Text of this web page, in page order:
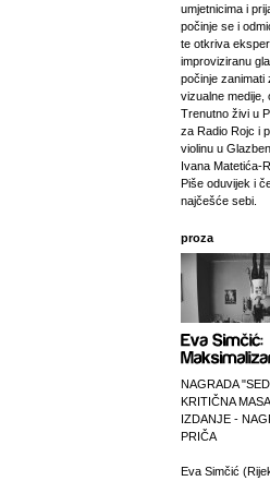
umjetnicima i
počinje se i
te otkriva
improviziranu
počinje zanimati
vizualne medije,
Trenutno živi u
za Radio Rojc i
violinu u
Ivana Matetića-
Piše oduvijek i
najčešće sebi.
proza
NAGRADA
KRITIČNA
IZDANJE -
PRIČA
Eva Simčić